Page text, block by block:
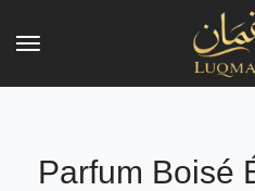
Parfum Boisé